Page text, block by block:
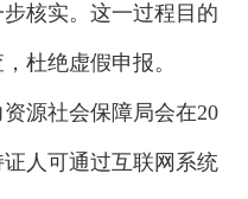
核实。这一过程目的
杜绝虚假申报。
源社会保障局会在20
人可通过互联网系统